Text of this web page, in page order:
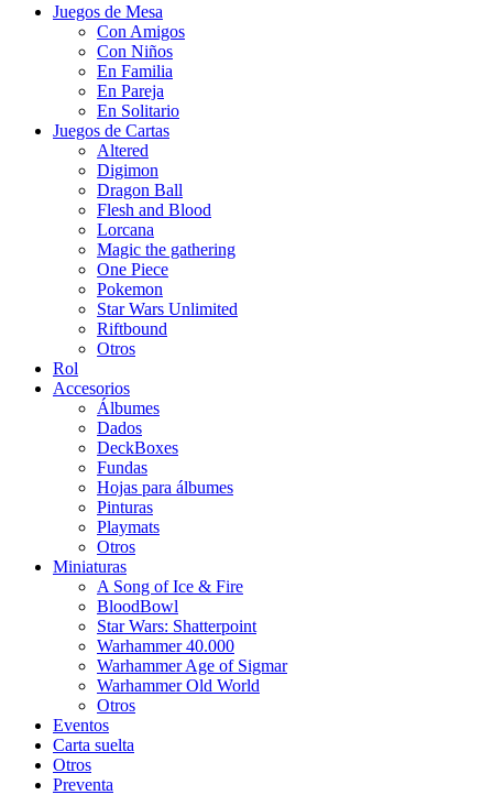
Juegos de Mesa
Con Amigos
Con Niños
En Familia
En Pareja
En Solitario
Juegos de Cartas
Altered
Digimon
Dragon Ball
Flesh and Blood
Lorcana
Magic the gathering
One Piece
Pokemon
Star Wars Unlimited
Riftbound
Otros
Rol
Accesorios
Álbumes
Dados
DeckBoxes
Fundas
Hojas para álbumes
Pinturas
Playmats
Otros
Miniaturas
A Song of Ice & Fire
BloodBowl
Star Wars: Shatterpoint
Warhammer 40.000
Warhammer Age of Sigmar
Warhammer Old World
Otros
Eventos
Carta suelta
Otros
Preventa